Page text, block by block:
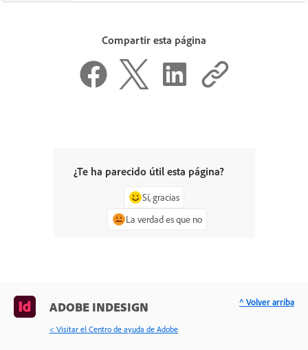
Compartir esta página
¿Te ha parecido útil esta página?
Sí, gracias
La verdad es que no
ADOBE INDESIGN
< Visitar el Centro de ayuda de Adobe
^ Volver arriba